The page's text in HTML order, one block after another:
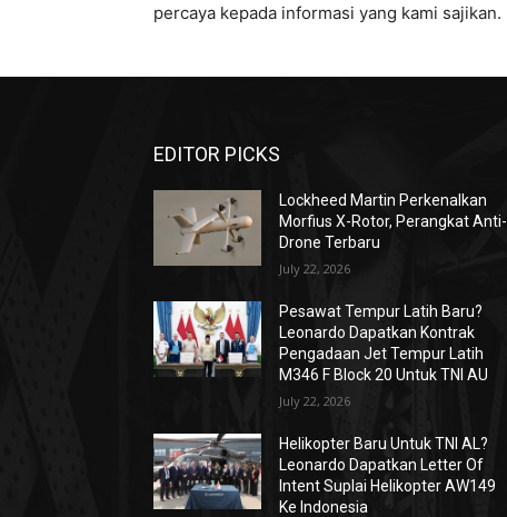
percaya kepada informasi yang kami sajikan.
EDITOR PICKS
Lockheed Martin Perkenalkan
Morfius X-Rotor, Perangkat Anti-
Drone Terbaru
July 22, 2026
Pesawat Tempur Latih Baru?
Leonardo Dapatkan Kontrak
Pengadaan Jet Tempur Latih
M346 F Block 20 Untuk TNI AU
July 22, 2026
Helikopter Baru Untuk TNI AL?
Leonardo Dapatkan Letter Of
Intent Suplai Helikopter AW149
Ke Indonesia